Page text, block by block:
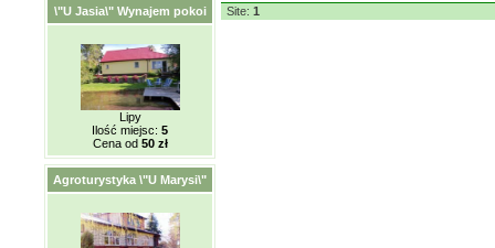
\"U Jasia\" Wynajem pokoi
Lipy
Ilość miejsc: 5
Cena od 50 zł
Agroturystyka \"U Marysi\"
Site: 1